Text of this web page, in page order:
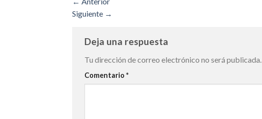
Siguiente →
Deja una respuesta
Tu dirección de correo electrónico no será publicada.
Comentario *